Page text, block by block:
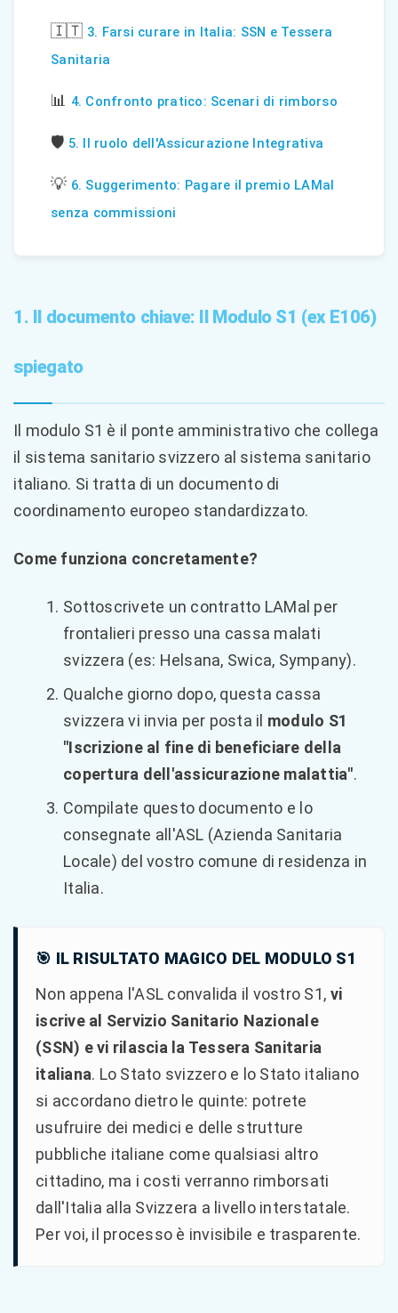
🇮🇹 3. Farsi curare in Italia: SSN e Tessera
Sanitaria
📊 4. Confronto pratico: Scenari di rimborso
🛡️ 5. Il ruolo dell'Assicurazione Integrativa
💡 6. Suggerimento: Pagare il premio LAMal
senza commissioni
1. Il documento chiave: Il Modulo S1 (ex E106)
spiegato
Il modulo S1 è il ponte amministrativo che collega
il sistema sanitario svizzero al sistema sanitario
italiano. Si tratta di un documento di
coordinamento europeo standardizzato.
Come funziona concretamente?
Sottoscrivete un contratto LAMal per
frontalieri presso una cassa malati
svizzera (es: Helsana, Swica, Sympany).
Qualche giorno dopo, questa cassa
svizzera vi invia per posta il modulo S1
"Iscrizione al fine di beneficiare della
copertura dell'assicurazione malattia".
Compilate questo documento e lo
consegnate all'ASL (Azienda Sanitaria
Locale) del vostro comune di residenza in
Italia.
🎯 IL RISULTATO MAGICO DEL MODULO S1
Non appena l'ASL convalida il vostro S1, vi
iscrive al Servizio Sanitario Nazionale
(SSN) e vi rilascia la Tessera Sanitaria
italiana. Lo Stato svizzero e lo Stato italiano
si accordano dietro le quinte: potrete
usufruire dei medici e delle strutture
pubbliche italiane come qualsiasi altro
cittadino, ma i costi verranno rimborsati
dall'Italia alla Svizzera a livello interstatale.
Per voi, il processo è invisibile e trasparente.